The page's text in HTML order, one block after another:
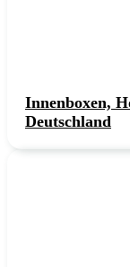
Innenboxen,
Deutschland